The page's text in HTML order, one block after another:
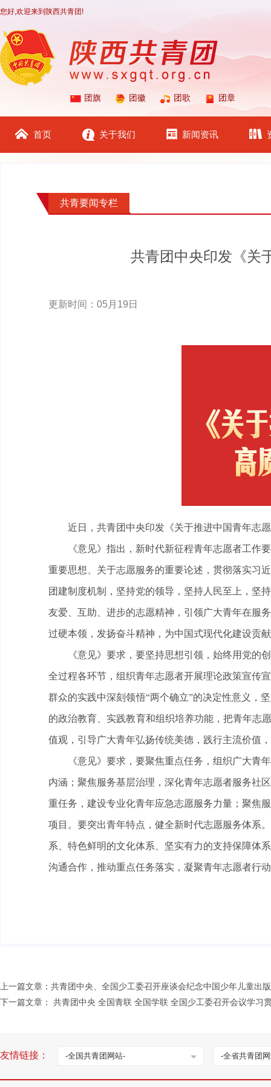
您好,欢迎来到陕西共青团!
团旗 团徽 团歌 团章
首页 关于我们 新闻资讯
共青要闻专栏
共青团中央印发《关
更新时间：05月19日
近日，共青团中央印发《关于推进中国青年志
《意见》指出，新时代新征程青年志愿者工
重要思想、关于志愿服务的重要论述，贯彻落实习
团建制度机制，坚持党的领导，坚持人民至上，坚
友爱、互助、进步的志愿精神，引领广大青年在服
过硬本领，发扬奋斗精神，为中国式现代化建设贡
《意见》要求，要坚持思想引领，始终用党
全过程各环节，组织青年志愿者开展理论政策宣传
群众的实践中深刻领悟“两个确立”的决定性意义，
的政治教育、实践教育和组织培养功能，把青年志
值观，引导广大青年弘扬传统美德，践行主流价值
《意见》要求，要聚焦重点任务，组织广大
内涵；聚焦服务基层治理，深化青年志愿者服务社
重任务，建设专业化青年应急志愿服务力量；聚焦
项目。要突出青年特点，健全新时代志愿服务体系
系、特色鲜明的文化体系、坚实有力的支持保障体
沟通合作，推动重点任务落实，凝聚青年志愿者行
上一篇文章： 共青团中央、全国少工委召开座谈会纪念中国少年儿童出
下一篇文章：
共青团中央 全国青联 全国学联 全国少工委召开会议学习
友情链接： -全国共青团网站- -全省共青团